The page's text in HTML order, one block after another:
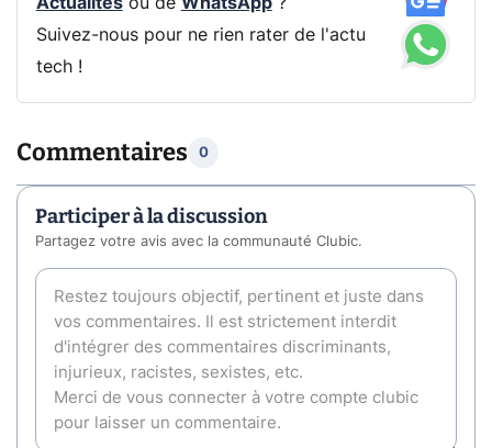
Actualitésou de WhatsApp?
Suivez-nous pour ne rien rater de l'actu
tech !
Commentaires 0
Participer à la discussion
Partagez votre avis avec la communauté Clubic.